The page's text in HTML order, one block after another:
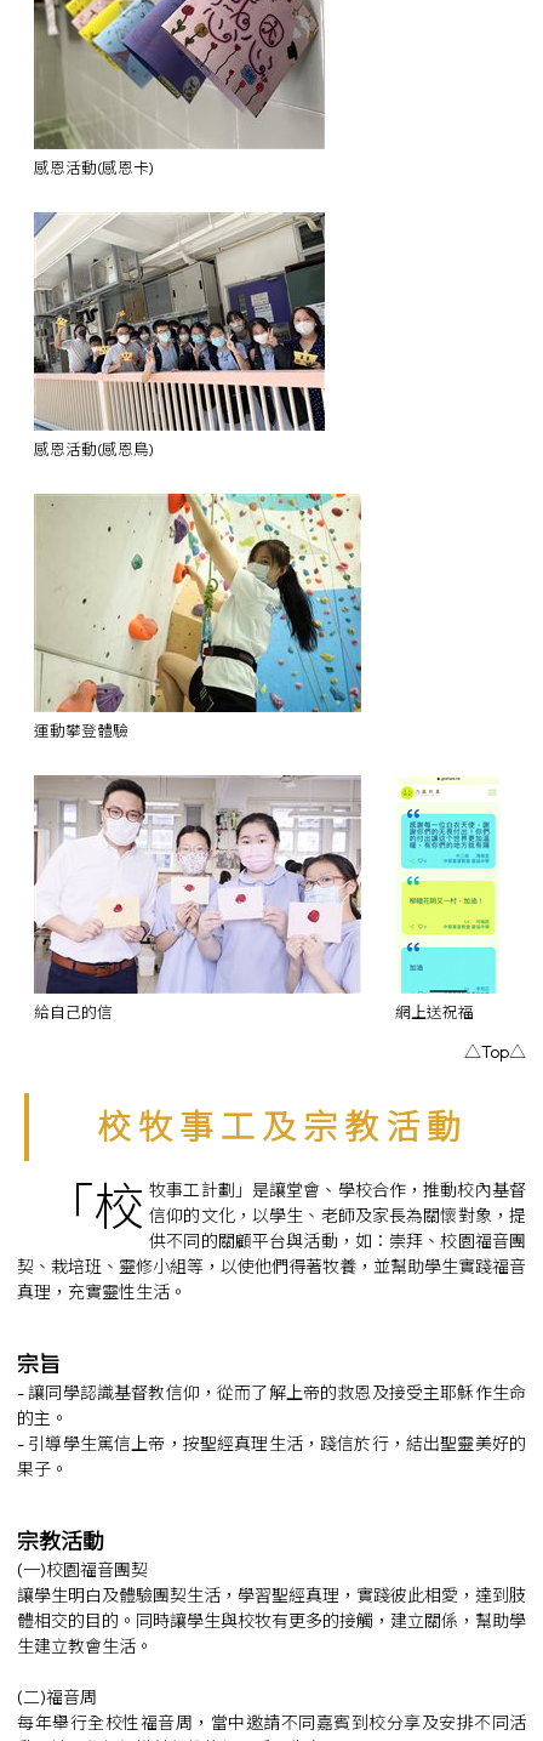
感恩活動(感恩卡)
感恩活動(感恩鳥)
運動攀登體驗
給自己的信 網上送祝福
△Top△
校 牧 事 工 及 宗 教 活 動
「校 牧事工計劃」是讓堂會、學校合作，推動校內基督
信仰的文化，以學生、老師及家長為關懷對象，提
供不同的關顧平台與活動，如：崇拜、校園福音團
契、栽培班、靈修小組等，以使他們得著牧養，並幫助學生實踐福音
真理，充實靈性生活。
宗旨
- 讓同學認識基督教信仰，從而了解上帝的救恩及接受主耶穌作生命
的主。
- 引導學生篤信上帝，按聖經真理生活，踐信於行，結出聖靈美好的
果子。
宗教活動
(一)校園福音團契
讓學生明白及體驗團契生活，學習聖經真理，實踐彼此相愛，達到肢
體相交的目的。同時讓學生與校牧有更多的接觸，建立關係，幫助學
生建立教會生活。
(二)福音周
每年舉行全校性福音周，當中邀請不同嘉賓到校分享及安排不同活